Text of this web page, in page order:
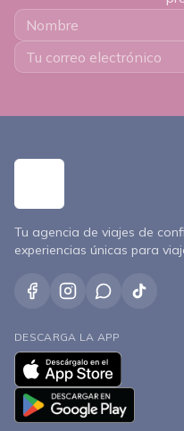
Tu agencia de viajes de
experiencias únicas para
DESCARGA LA APP